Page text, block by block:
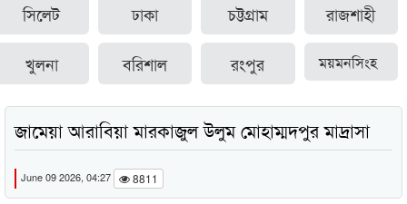
সিলেট ঢাকা চট্টগ্রাম রাজশাহী
খুলনা বরিশাল রংপুর ময়মনসিংহ
জামেয়া আরাবিয়া মারকাজুল উলুম মোহাম্মদপুর মাদ্রাসা
June 09 2026, 04:27 8811